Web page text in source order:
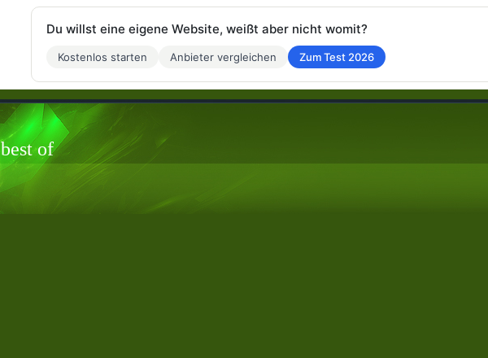
best of
Du willst eine eigene Website, weißt aber nicht womit?
Kostenlos starten Anbieter vergleichen Zum Test 2026